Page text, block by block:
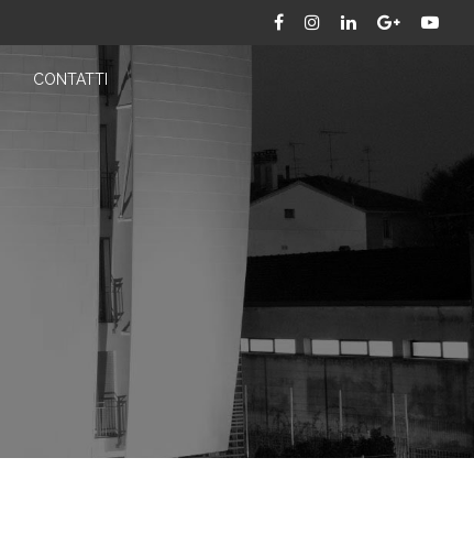
CONTATTI